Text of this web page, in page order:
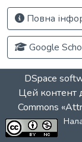
Повна
Google
DSpace
Цей контент
Commons